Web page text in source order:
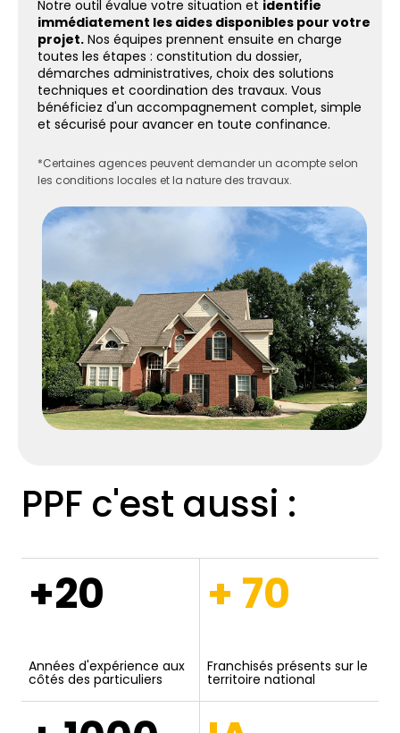
Notre outil évalue votre situation et identifie
immédiatement les aides disponibles pour votre
projet. Nos équipes prennent ensuite en charge
toutes les étapes : constitution du dossier,
démarches administratives, choix des solutions
techniques et coordination des travaux. Vous
bénéficiez d'un accompagnement complet, simple
et sécurisé pour avancer en toute confinance.
*Certaines agences peuvent demander un acompte selon
les conditions locales et la nature des travaux.
PPF c'est aussi :
+20
Années d'expérience aux
côtés des particuliers
+ 70
Franchisés présents sur le
territoire national